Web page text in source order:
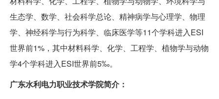
生态学、数学、社会科学总论、精神病学与心理学、物理
学、神经科学与行为科学、临床医学等11个学科进入ESI
世界前1%，其中材料科学、化学、工程学、植物学与动物
学4个学科进入ESI世界前5‰。
广东水利电力职业技术学院简介：